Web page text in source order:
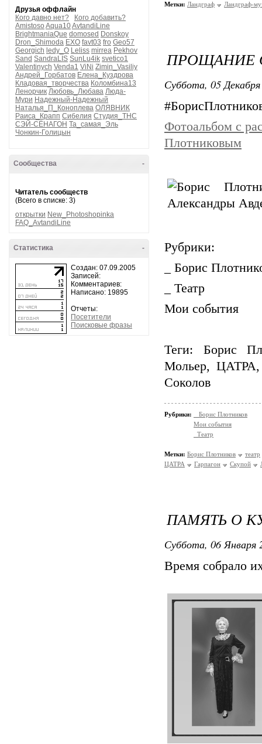
Друзья оффлайн
Кого давно нет?
Кого добавить?
Amistoso Aqua10AvtandiLine
BrightmaniaQue domosed Donskoy
Dron_Shimoda EXO favt03 fro Geo57
Georgich ledy_O Leliss mirrea Pekhov
Sand SandraLIS SunLu4ik svetico1
Valentinych Venda1 ViNi Zimin_Vasiliy
Андрей_Горбатов Елена_Куздрова
Кладовая_творчества Коломбина13
Ленорчик Любовь_Любава Люда-
Мури Надежный-Надежный
Наталья_П_Коноплева ОЛЯВНИК
Раиса_Крапп Сибелия Студия_ТНС
СЭЙ-СЁНАГОН Та_самая_Эль
Чонкин-Голицын
-
Сообщества
Читатель сообществ
(Всего в списке: 3)
открытки New_Photoshopinka
FAQ_AvtandiLine
-
Статистика
Создан: 07.09.2005
Записей:
Комментариев:
Написано: 19895
Отчеты:
Посетители
Поисковые фразы
Метки: Ландграф Ландграф-
ПРОЩАНИЕ
Суббота, 05
Фотоальбом с
Плотниковым
Рубрики:
_ Борис
_ Театр
Мои события
Теги: Борис
Мольер, ЦАТРА,
Соколов
Рубрики:
_ Борис Плотников
Мои события
_Театр
Метки: Борис Плотников
театр
ЦАТРА
Гарпагон Скупой
ПАМЯТЬ О
Суббота, 06 Января
Время собрало